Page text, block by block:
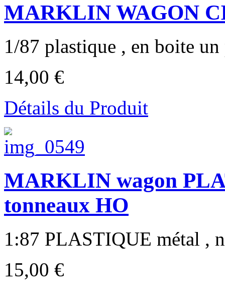
MARKLIN WAGON
1/87 plastique , en boite un
14,00 €
Détails du Produit
MARKLIN wagon
tonneaux HO
1:87 PLASTIQUE métal ,
15,00 €